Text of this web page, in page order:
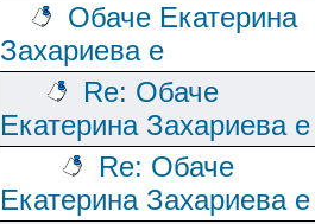
Обаче Екатерина
Захариева е
Re: Обаче
Екатерина Захариева е
Re: Обаче
Екатерина Захариева е